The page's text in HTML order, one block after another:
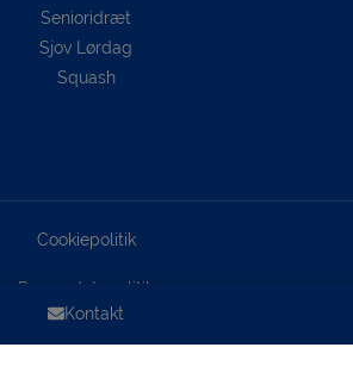
Senioridræt
Sjov Lørdag
Squash
Cookiepolitik
Persondatapolitik
Kontakt